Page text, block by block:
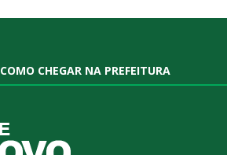
COMO CHEGAR NA PREFEITURA